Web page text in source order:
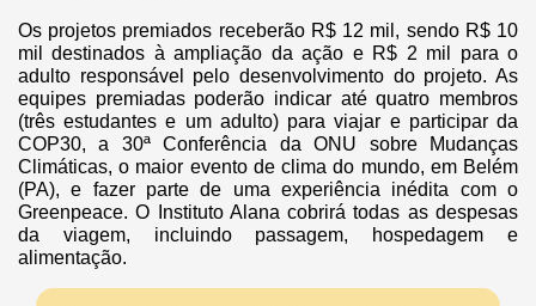
Os projetos premiados receberão R$ 12 mil, sendo R$ 10
mil destinados à ampliação da ação e R$ 2 mil para o
adulto responsável pelo desenvolvimento do projeto. As
equipes premiadas poderão indicar até quatro membros
(três estudantes e um adulto) para viajar e participar da
COP30, a 30ª Conferência da ONU sobre Mudanças
Climáticas, o maior evento de clima do mundo, em Belém
(PA), e fazer parte de uma experiência inédita com o
Greenpeace. O Instituto Alana cobrirá todas as despesas
da viagem, incluindo passagem, hospedagem e
alimentação.